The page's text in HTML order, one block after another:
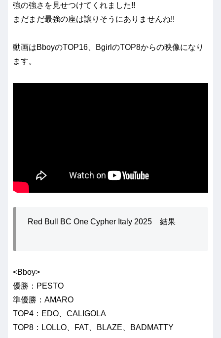
強の強さを見せつけてくれました!!
まだまだ最強の座は譲りそうにありませんね!!
動画はBboyのTOP16、BgirlのTOP8からの映像になり
ます。
Red Bull BC One Cypher Italy 2025 結果
<Bboy>
優勝：PESTO
準優勝：AMARO
TOP4：EDO、CALIGOLA
TOP8：LOLLO、FAT、BLAZE、BADMATTY